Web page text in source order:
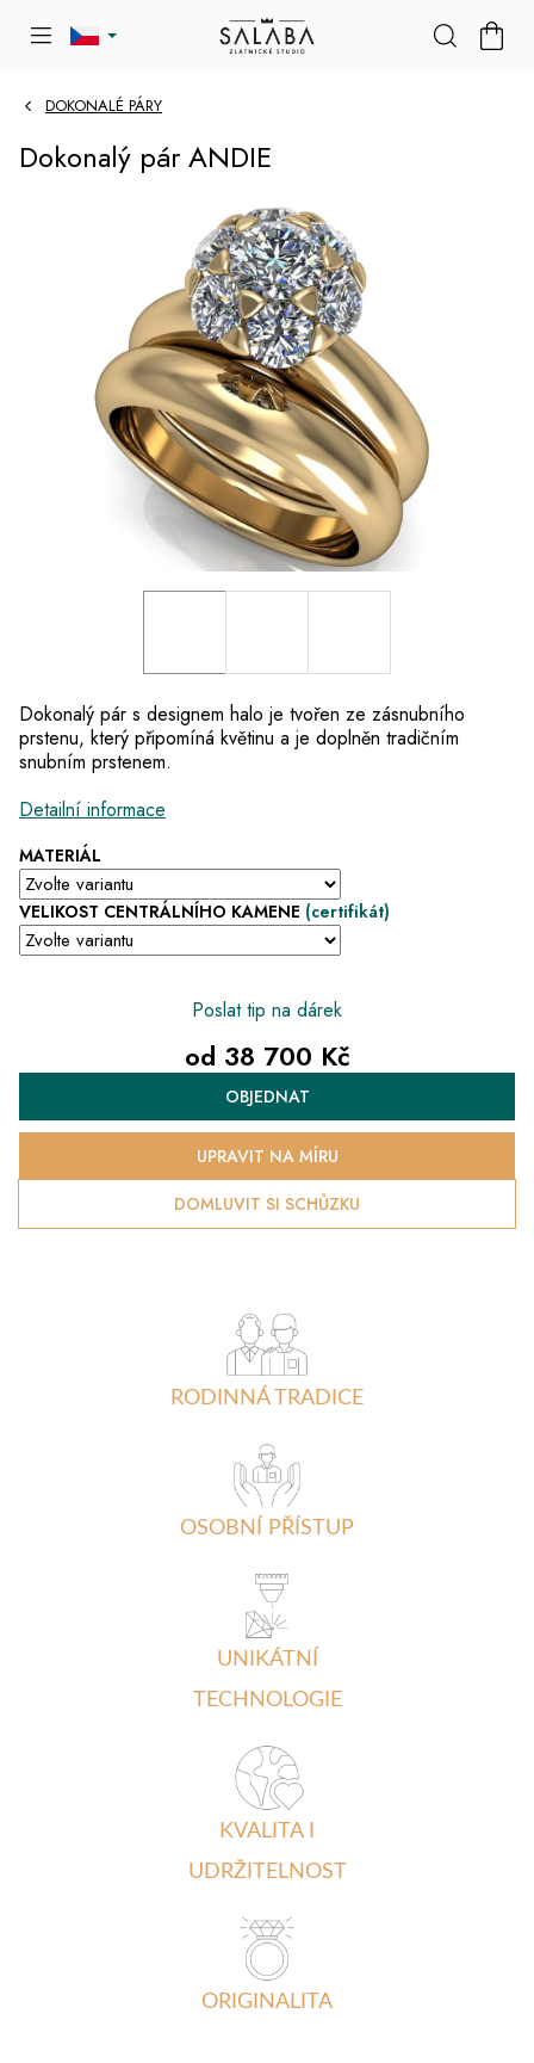
DOKONALÉ PÁRY
Dokonalý pár ANDIE
MATERIÁL
VELIKOST CENTRÁLNÍHO KAMENE (certifikát)
Dokonalý pár s designem halo je tvořen ze zásnubního
prstenu, který připomíná květinu a je doplněn tradičním
snubním prstenem.
Detailní informace
Poslat tip na dárek
od 38 700 Kč
Měrná
cena:
OBJEDNAT
DOMLUVIT SI SCHŮZKU
UPRAVIT NA MÍRU
RODINNÁ TRADICE
OSOBNÍ PŘÍSTUP
UNIKÁTNÍ
TECHNOLOGIE
KVALITA I
UDRŽITELNOST
ORIGINALITA